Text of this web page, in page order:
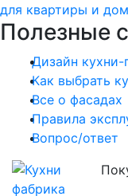
для квартиры и
Полезные
Дизайн кухни-
Как выбрать
Все о фасадах
Правила
Вопрос/ответ